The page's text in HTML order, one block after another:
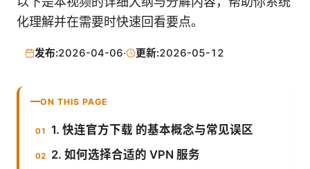
化理解并在需要时快速回看要点。
发布:2026-04-06· 更新:2026-05-12
ON THIS PAGE
1. 快连官方下载 的基本概念与常见误区
2. 如何选择合适的 VPN 服务